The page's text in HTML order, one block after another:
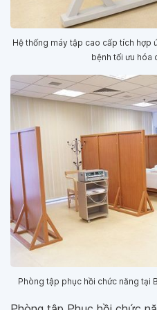
Hệ thống máy tập cao cấp tích hợp
bệnh tối ưu hóa
Phòng tập phục hồi chức năng tại